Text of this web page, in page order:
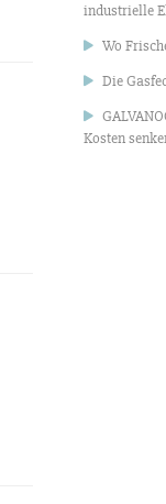
industrielle
Wo
Die
Kosten